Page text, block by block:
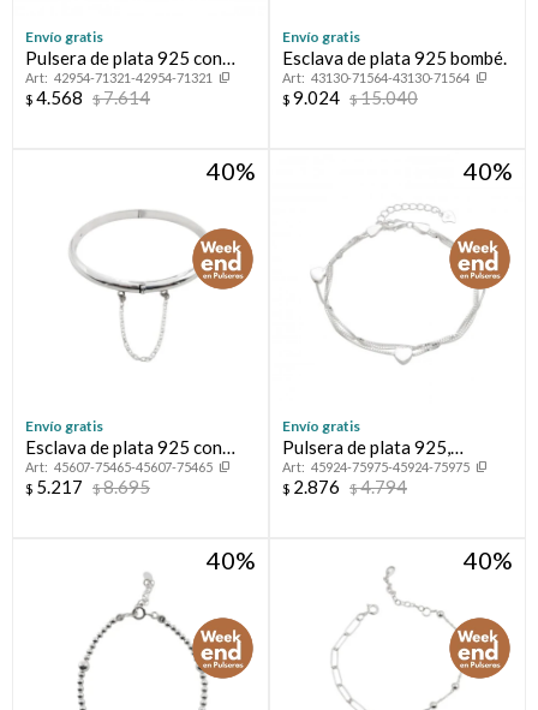
Envío gratis
Pulsera de plata 925 con
circonias.
42954-71321-42954-71321
$ 4.568 $7.614
Envío gratis
Esclava de plata 925 bombé.
43130-71564-43130-71564
$ 9.024 $15.040
40
Envío gratis
Esclava de plata 925 con
cierre de caja y cadena de
seguridad.
45607-75465-45607-75465
$ 5.217 $8.695
40
Envío gratis
Pulsera de plata 925,
multihilos.
45924-75975-45924-75975
$ 2.876 $4.794
40 40